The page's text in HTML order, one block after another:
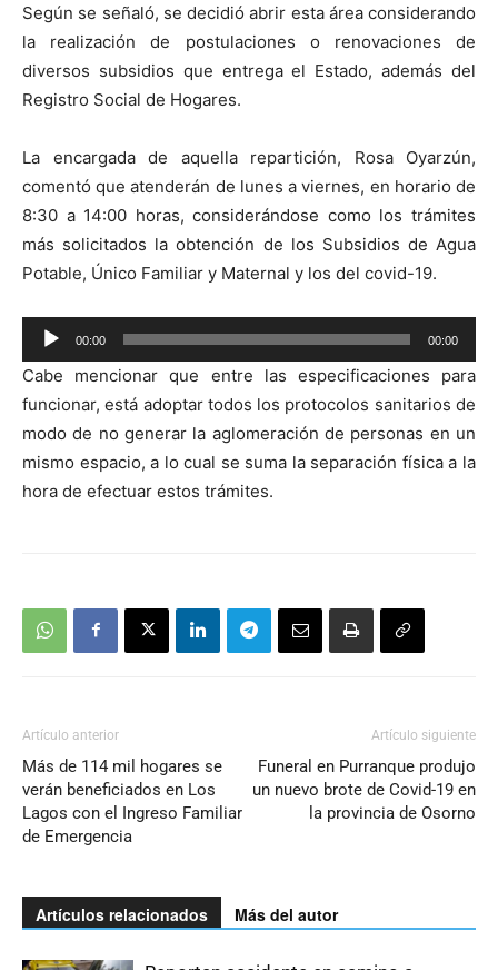
Según se señaló, se decidió abrir esta área considerando
la realización de postulaciones o renovaciones de
diversos subsidios que entrega el Estado, además del
Registro Social de Hogares.
La encargada de aquella repartición, Rosa Oyarzún,
comentó que atenderán de lunes a viernes, en horario de
8:30 a 14:00 horas, considerándose como los trámites
más solicitados la obtención de los Subsidios de Agua
Potable, Único Familiar y Maternal y los del covid-19.
Reproductor
de
audio
00:00 00:00
Cabe mencionar que entre las especificaciones para
funcionar, está adoptar todos los protocolos sanitarios de
modo de no generar la aglomeración de personas en un
mismo espacio, a lo cual se suma la separación física a la
hora de efectuar estos trámites.
Artículo anterior
Más de 114 mil hogares se
verán beneficiados en Los
Lagos con el Ingreso Familiar
de Emergencia
Artículo siguiente
Funeral en Purranque produjo
un nuevo brote de Covid-19 en
la provincia de Osorno
Artículos relacionados Más del autor